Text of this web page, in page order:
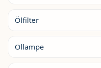
Ölfilter
Öllampe